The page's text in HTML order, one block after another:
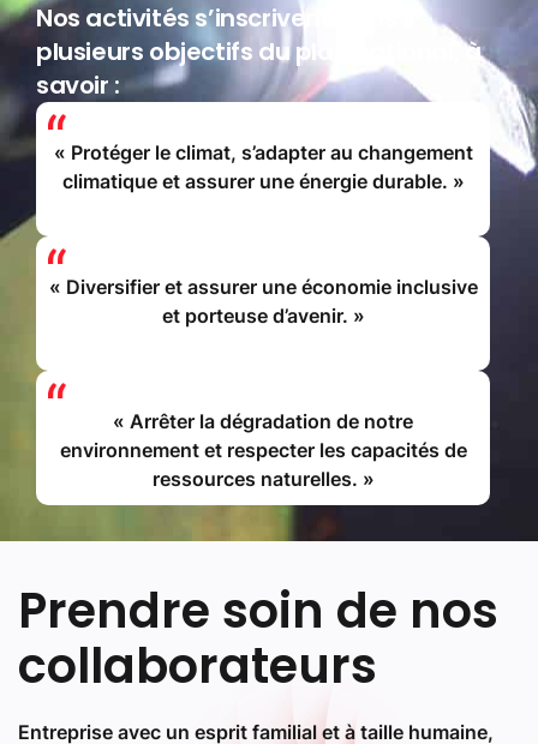
Nos activités s’inscrivent dans
plusieurs objectifs du plan national, à
savoir :
« Protéger le climat, s’adapter au changement
climatique et assurer une énergie durable. »
« Diversifier et assurer une économie inclusive
et porteuse d’avenir. »
« Arrêter la dégradation de notre
environnement et respecter les capacités de
ressources naturelles. »
Prendre soin de nos
collaborateurs
Entreprise avec un esprit familial et à taille humaine,